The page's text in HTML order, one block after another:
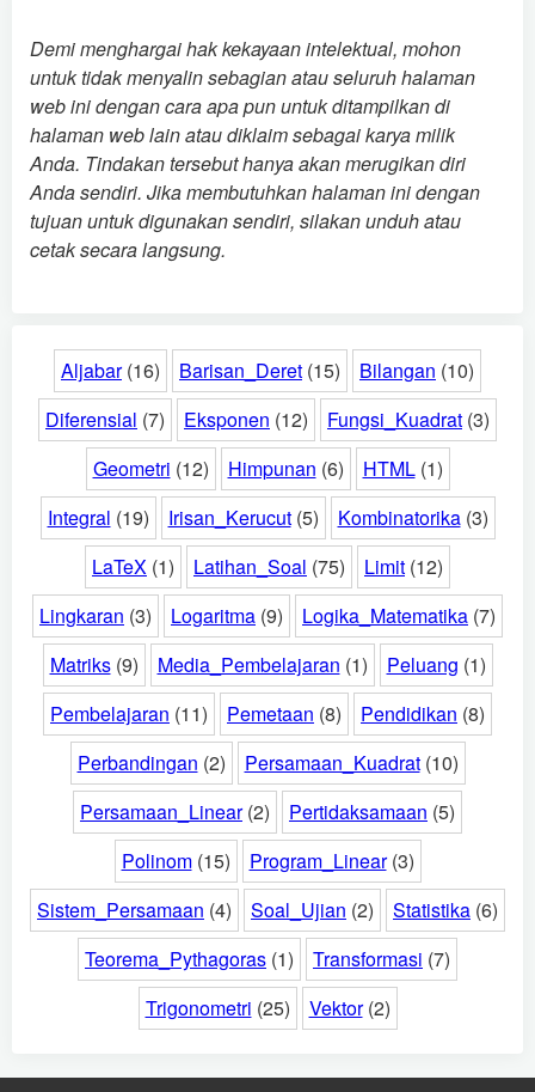
Demi menghargai hak kekayaan intelektual, mohon
untuk tidak menyalin sebagian atau seluruh halaman
web ini dengan cara apa pun untuk ditampilkan di
halaman web lain atau diklaim sebagai karya milik
Anda. Tindakan tersebut hanya akan merugikan diri
Anda sendiri. Jika membutuhkan halaman ini dengan
tujuan untuk digunakan sendiri, silakan unduh atau
cetak secara langsung.
Aljabar (16) Barisan_Deret (15) Bilangan (10)
Diferensial (7) Eksponen (12) Fungsi_Kuadrat (3)
Geometri (12) Himpunan (6) HTML (1)
Integral (19) Irisan_Kerucut (5) Kombinatorika (3)
LaTeX (1) Latihan_Soal (75) Limit (12)
Lingkaran (3) Logaritma (9) Logika_Matematika (7)
Matriks (9) Media_Pembelajaran (1) Peluang (1)
Pembelajaran (11) Pemetaan (8) Pendidikan (8)
Perbandingan (2) Persamaan_Kuadrat (10)
Persamaan_Linear (2) Pertidaksamaan (5)
Polinom (15) Program_Linear (3)
Sistem_Persamaan (4) Soal_Ujian (2) Statistika (6)
Teorema_Pythagoras (1) Transformasi (7)
Trigonometri (25) Vektor (2)